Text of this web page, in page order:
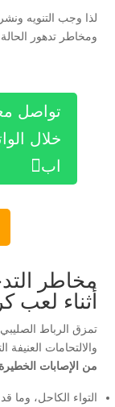
لذا وجب التنويه
ومخاطر تدهور
تواصل
خلال
اب
مخاطر
أثناء لعب
تمزق الرباط الصليبي
والالتحامات
من الإصابات الخطيرة
التواء الكاحل، وما